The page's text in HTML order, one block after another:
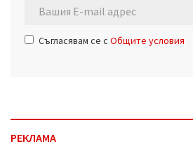
Съгласявам се с Общите условия
РЕКЛАМА